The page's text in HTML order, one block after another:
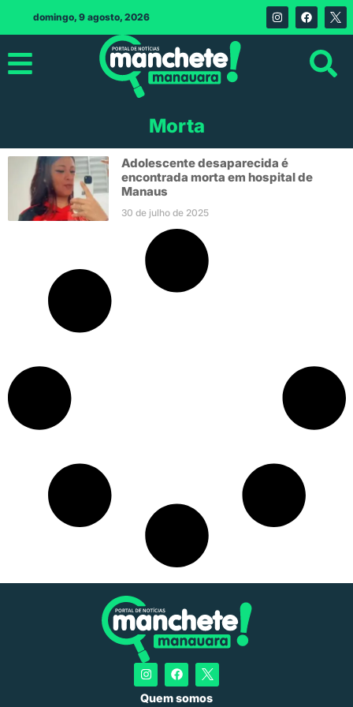
domingo, 9 agosto, 2026
Morta
Adolescente desaparecida é
encontrada morta em hospital de
Manaus
30 de julho de 2025
Quem somos